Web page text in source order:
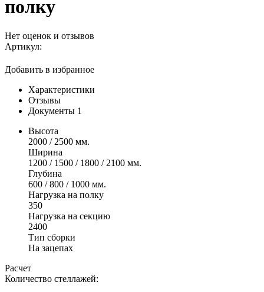
полку
Нет оценок и отзывов
Артикул:
Добавить в избранное
Характеристики
Отзывы
Документы 1
Высота
2000 / 2500 мм.
Ширина
1200 / 1500 / 1800 / 2100 мм.
Глубина
600 / 800 / 1000 мм.
Нагрузка на полку
350
Нагрузка на секцию
2400
Тип сборки
На зацепах
Расчет
Количество стеллажей: